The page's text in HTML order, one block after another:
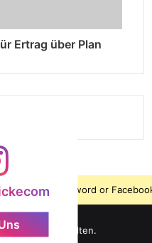
Ertrag über Plan
their password or
Rechte vorbehalten.